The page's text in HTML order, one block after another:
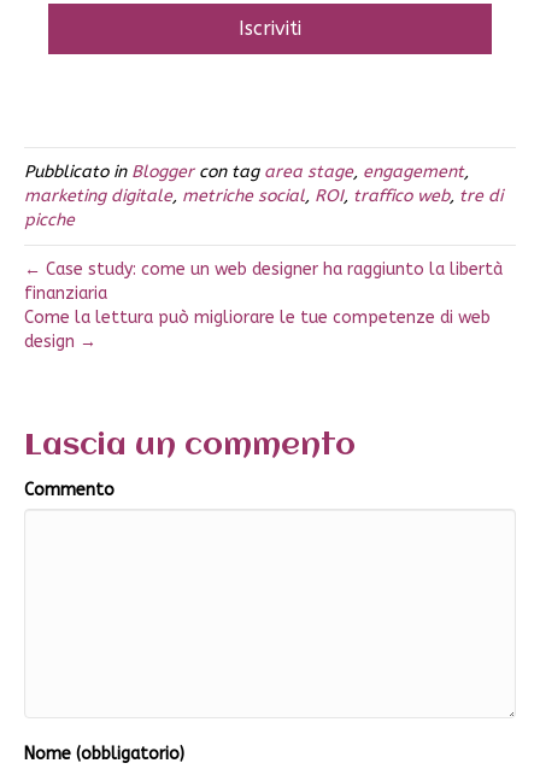
Pubblicato in Bloggercon tag area stage, engagement,
marketing digitale, metriche social, ROI, traffico web, tre di
picche
← Case study: come un web designer ha raggiunto la libertà
finanziaria
Come la lettura può migliorare le tue competenze di web
design →
Lascia un commento
Commento
Nome (obbligatorio)